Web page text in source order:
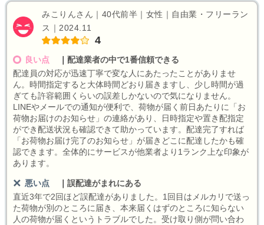
みこりんさん｜40代前半｜女性｜自由業・フリーラン
ス｜2024.11
4
良い点
配達業者の中で1番信頼できる
配達員の対応が迅速丁寧で変な人にあたったことがありませ
ん。時間指定すると大体時間どおり届きますし、少し時間が過
ぎても許容範囲くらいの誤差しかないので気になりません。
LINEやメールでの通知が便利で、荷物が届く前日あたりに「お
荷物お届けのお知らせ」の連絡があり、日時指定や置き配指定
ができ配送状況も確認できて助かっています。配達完了すれば
「お荷物お届け完了のお知らせ」が届きどこに配達したかも確
認できます。全体的にサービスが他業者より1ランク上な印象が
あります。
悪い点
誤配達がまれにある
直近3年で2回ほど誤配達がありました。1回目はメルカリで送っ
た荷物が別のところに届き、本来届くはずのところに知らない
人の荷物が届くというトラブルでした。受け取り側が問い合わ